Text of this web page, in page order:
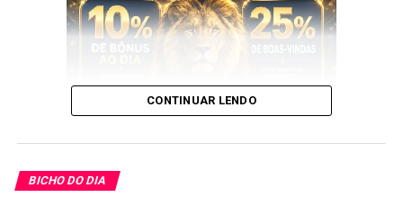
Google.
CONTINUAR LENDO
BICHO DO DIA